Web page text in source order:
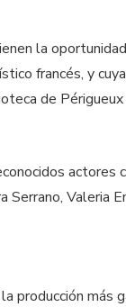
la
francés, y
de
actores
Serrano,
producción